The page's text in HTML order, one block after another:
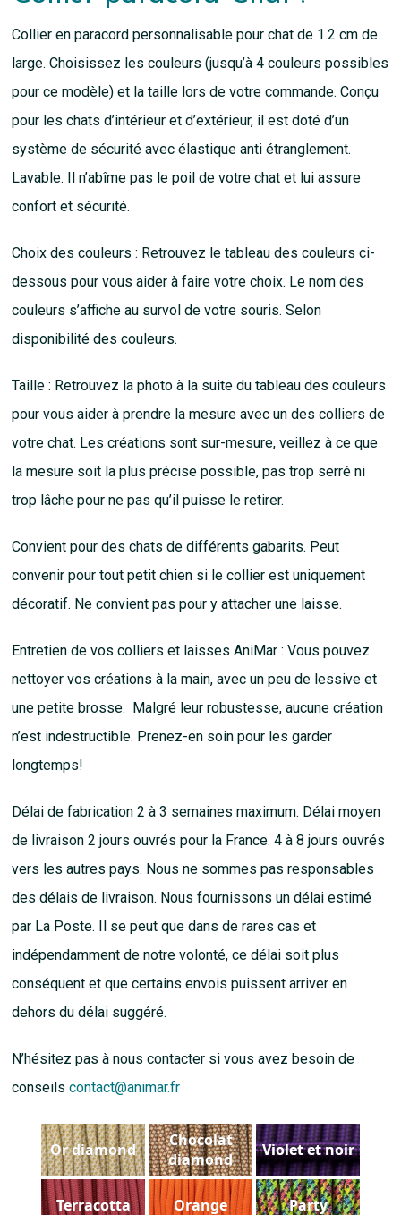
Collier en paracord personnalisable pour chat de 1.2 cm de
large. Choisissez les couleurs (jusqu’à 4 couleurs possibles
pour ce modèle) et la taille lors de votre commande. Conçu
pour les chats d’intérieur et d’extérieur, il est doté d’un
système de sécurité avec élastique anti étranglement.
Lavable. Il n’abîme pas le poil de votre chat et lui assure
confort et sécurité.
Choix des couleurs : Retrouvez le tableau des couleurs ci-
dessous pour vous aider à faire votre choix. Le nom des
couleurs s’affiche au survol de votre souris. Selon
disponibilité des couleurs.
Taille : Retrouvez la photo à la suite du tableau des couleurs
pour vous aider à prendre la mesure avec un des colliers de
votre chat. Les créations sont sur-mesure, veillez à ce que
la mesure soit la plus précise possible, pas trop serré ni
trop lâche pour ne pas qu’il puisse le retirer.
Convient pour des chats de différents gabarits. Peut
convenir pour tout petit chien si le collier est uniquement
décoratif. Ne convient pas pour y attacher une laisse.
Entretien de vos colliers et laisses AniMar : Vous pouvez
nettoyer vos créations à la main, avec un peu de lessive et
une petite brosse. Malgré leur robustesse, aucune création
n’est indestructible. Prenez-en soin pour les garder
longtemps!
Délai de fabrication 2 à 3 semaines maximum. Délai moyen
de livraison 2 jours ouvrés pour la France. 4 à 8 jours ouvrés
vers les autres pays. Nous ne sommes pas responsables
des délais de livraison. Nous fournissons un délai estimé
par La Poste. Il se peut que dans de rares cas et
indépendamment de notre volonté, ce délai soit plus
conséquent et que certains envois puissent arriver en
dehors du délai suggéré.
N’hésitez pas à nous contacter si vous avez besoin de
conseils contact@animar.fr
Or diamond
Chocolat
diamond
Violet et noir
Terracotta Orange Party